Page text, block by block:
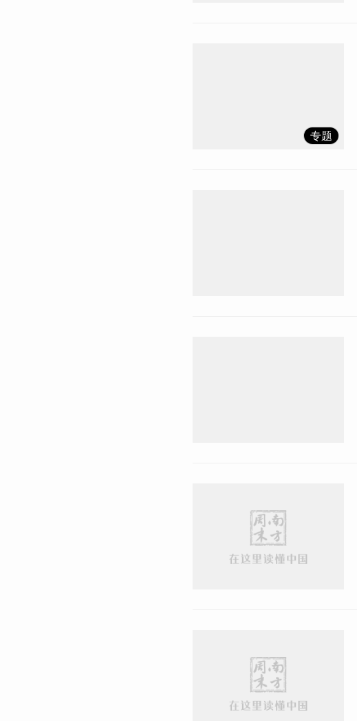
专题